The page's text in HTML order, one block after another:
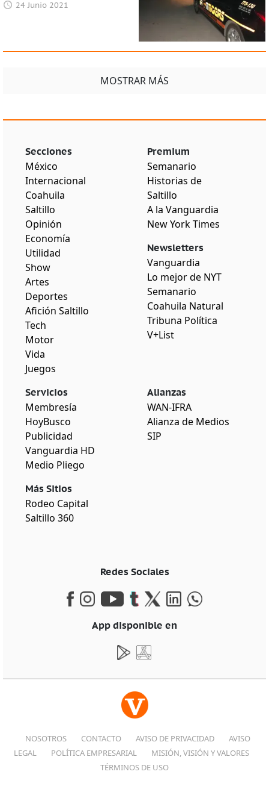
24 Junio 2021
MOSTRAR MÁS
Secciones
México
Internacional
Coahuila
Saltillo
Opinión
Economía
Utilidad
Show
Artes
Deportes
Afición Saltillo
Tech
Motor
Vida
Juegos
Premium
Semanario
Historias de
Saltillo
A la Vanguardia
New York Times
Newsletters
Vanguardia
Lo mejor de NYT
Semanario
Coahuila Natural
Tribuna Política
V+List
Servicios
Membresía
HoyBusco
Publicidad
Vanguardia HD
Medio Pliego
Más Sitios
Rodeo Capital
Saltillo 360
Alianzas
WAN-IFRA
Alianza de Medios
SIP
Redes Sociales
App disponible en
NOSOTROS CONTACTO AVISO DE PRIVACIDAD
AVISO
LEGAL
POLÍTICA EMPRESARIAL
MISIÓN, VISIÓN Y VALORES
TÉRMINOS DE USO